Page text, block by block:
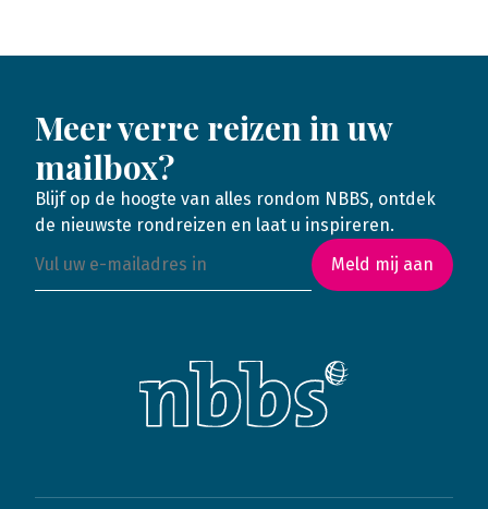
Meer verre reizen in uw
mailbox?
Blijf op de hoogte van alles rondom NBBS, ontdek
de nieuwste rondreizen en laat u inspireren.
Meld mij aan